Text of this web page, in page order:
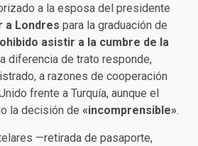
a la esposa del presidente
a Londres para la graduación de
asistir a la cumbre de la
diferencia de trato responde,
a razones de cooperación
frente a Turquía, aunque el
la decisión de «incomprensible».
—retirada de pasaporte,